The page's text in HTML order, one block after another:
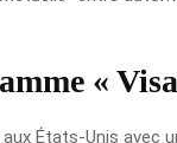
«
États-Unis avec